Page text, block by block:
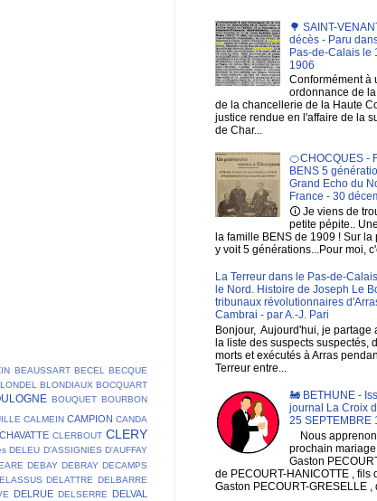
BEAUSSART BECEL
BECQUE
BLONDIAUX BOCQUART
BOUQUET BOURBON
CALMEIN CAMPION CANDA
CHAVATTE CLERBOUT CLERY
DELEU D'ASSIGNIES D'AUFFAY
DEBAY DEBRAY DECAMPS
DELATTRE DELBARRE
DELRUE DELSERRE DELVAL
🌳 SAINT-
décès - Paru
Pas-de-Calais le
1906
Conformément à
ordonnance de
de la chancellerie de la Haute
justice rendue en l'affaire de la
de Char...
🍊CHOCQUES -
BENS 5
Grand Echo du
France - 30
🛈 Je viens de
petite pépite..
la famille BENS de 1909 ! Sur la
y voit 5 générations...Pour moi,
La Terreur dans le Pas-de-
le Nord. Histoire de Joseph Le
tribunaux révolutionnaires
Cambrai - par A.-J. Pari
Bonjour, Aujourd'hui, je partage
la liste des suspects suspectés,
morts et exécutés à Arras
Terreur entre...
🚂 BETHUNE -
journal La Croix
25 SEPTEMBRE
Nous
prochain
Gaston
de PECOURT-HANICOTTE , fils
Gaston PECOURT-GRESELLE ,